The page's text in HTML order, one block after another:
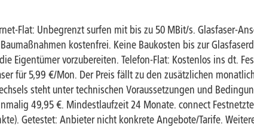
Flat: Unbegrenzt surfen mit bis zu 50 MBit/s. Glasfaser-
kostenfrei. Keine Baukosten bis zur
Eigentümer vorzubereiten. Telefon-Flat: Kostenlos ins dt.
für 5,99 €/Mon. Der Preis fällt zu den zusätzlichen
steht unter technischen Voraussetzungen und
49,95 €. Mindestlaufzeit 24 Monate. connect
Getestet: Anbieter nicht konkrete Angebote/Tarife.